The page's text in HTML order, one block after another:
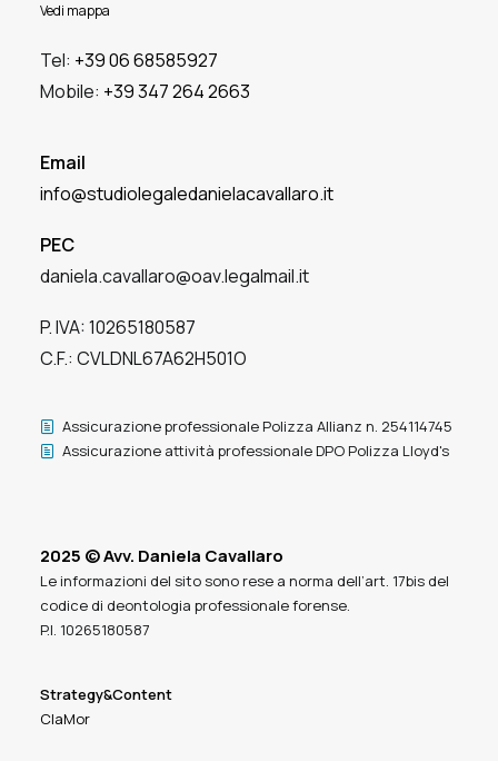
Vedi mappa
Tel: +39 06 68585927
Mobile: +39 347 264 2663
Email
info@studiolegaledanielacavallaro.it
PEC
daniela.cavallaro@oav.legalmail.it
P. IVA: 10265180587
C.F.: CVLDNL67A62H501O
Assicurazione professionale Polizza Allianz n. 254114745
Assicurazione attività professionale DPO Polizza Lloyd's
2025 © Avv. Daniela Cavallaro
Le informazioni del sito sono rese a norma dell’art. 17bis del
codice di deontologia professionale forense.
P.I. 10265180587
Strategy&Content
ClaMor